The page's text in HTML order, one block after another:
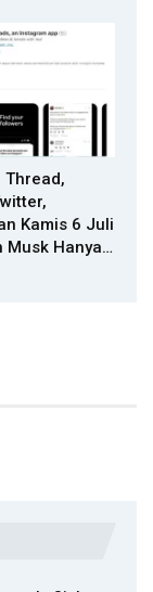
Thread,
Kamis 6 Juli
Musk Hanya…